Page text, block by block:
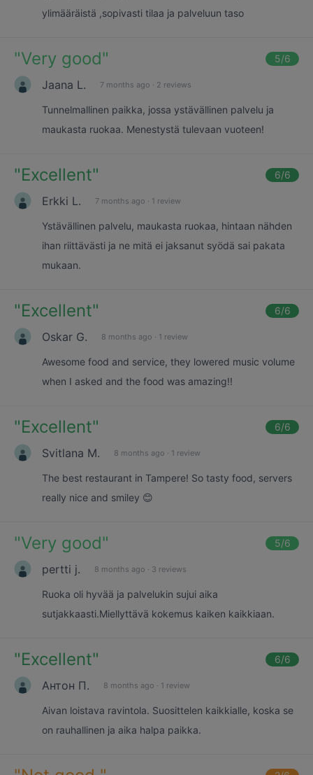
ylimääräistä ,sopivasti tilaa ja palveluun taso
"Very good" 5/6
Jaana L. 7 months ago · 2 reviews
Tunnelmallinen paikka, jossa ystävällinen palvelu ja
maukasta ruokaa. Menestystä tulevaan vuoteen!
"Excellent" 6/6
Erkki L. 7 months ago · 1 review
Ystävällinen palvelu, maukasta ruokaa, hintaan nähden
ihan riittävästi ja ne mitä ei jaksanut syödä sai pakata
mukaan.
"Excellent" 6/6
Oskar G. 8 months ago · 1 review
Awesome food and service, they lowered music volume
when I asked and the food was amazing!!
"Excellent" 6/6
Svitlana M. 8 months ago · 1 review
The best restaurant in Tampere! So tasty food, servers
really nice and smiley 😊
"Very good" 5/6
pertti j. 8 months ago · 3 reviews
Ruoka oli hyvää ja palvelukin sujui aika
sutjakkaasti.Miellyttävä kokemus kaiken kaikkiaan.
"Excellent" 6/6
Антон П. 8 months ago · 1 review
Aivan loistava ravintola. Suosittelen kaikkialle, koska se
on rauhallinen ja aika halpa paikka.